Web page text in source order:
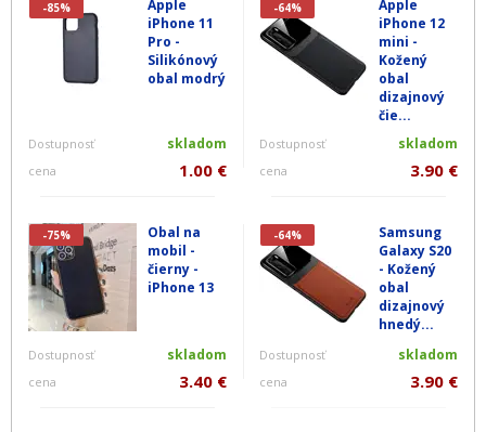
-85%
Apple
iPhone 11
Pro -
Silikónový
obal modrý
Dostupnosť skladom
cena 1.00 €
-64%
Apple
iPhone 12
mini -
Kožený
obal
dizajnový
čie...
Dostupnosť skladom
cena 3.90 €
-75%
Obal na
mobil -
čierny -
iPhone 13
Dostupnosť skladom
cena 3.40 €
-64%
Samsung
Galaxy S20
- Kožený
obal
dizajnový
hnedý...
Dostupnosť skladom
cena 3.90 €